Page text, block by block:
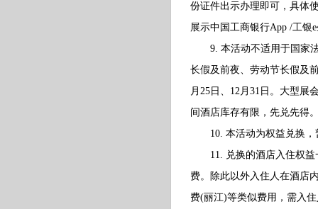
份证件出示办理即可，具体
展示中国工商银行App /工
9. 本活动不适用于国家法
长假及前夜、劳动节长假及
月25日、12月31日。大型展
间酒店库存有限，先兑先得
10. 本活动为权益兑换，
11. 兑换的酒店入住权益
费。除此以外入住人在酒店
费(丽江)等类似费用，需入